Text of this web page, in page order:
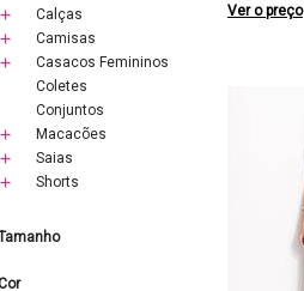
Calças
Camisas
Casacos Femininos
Coletes
Conjuntos
Macacões
Saias
Shorts
Ver o preço